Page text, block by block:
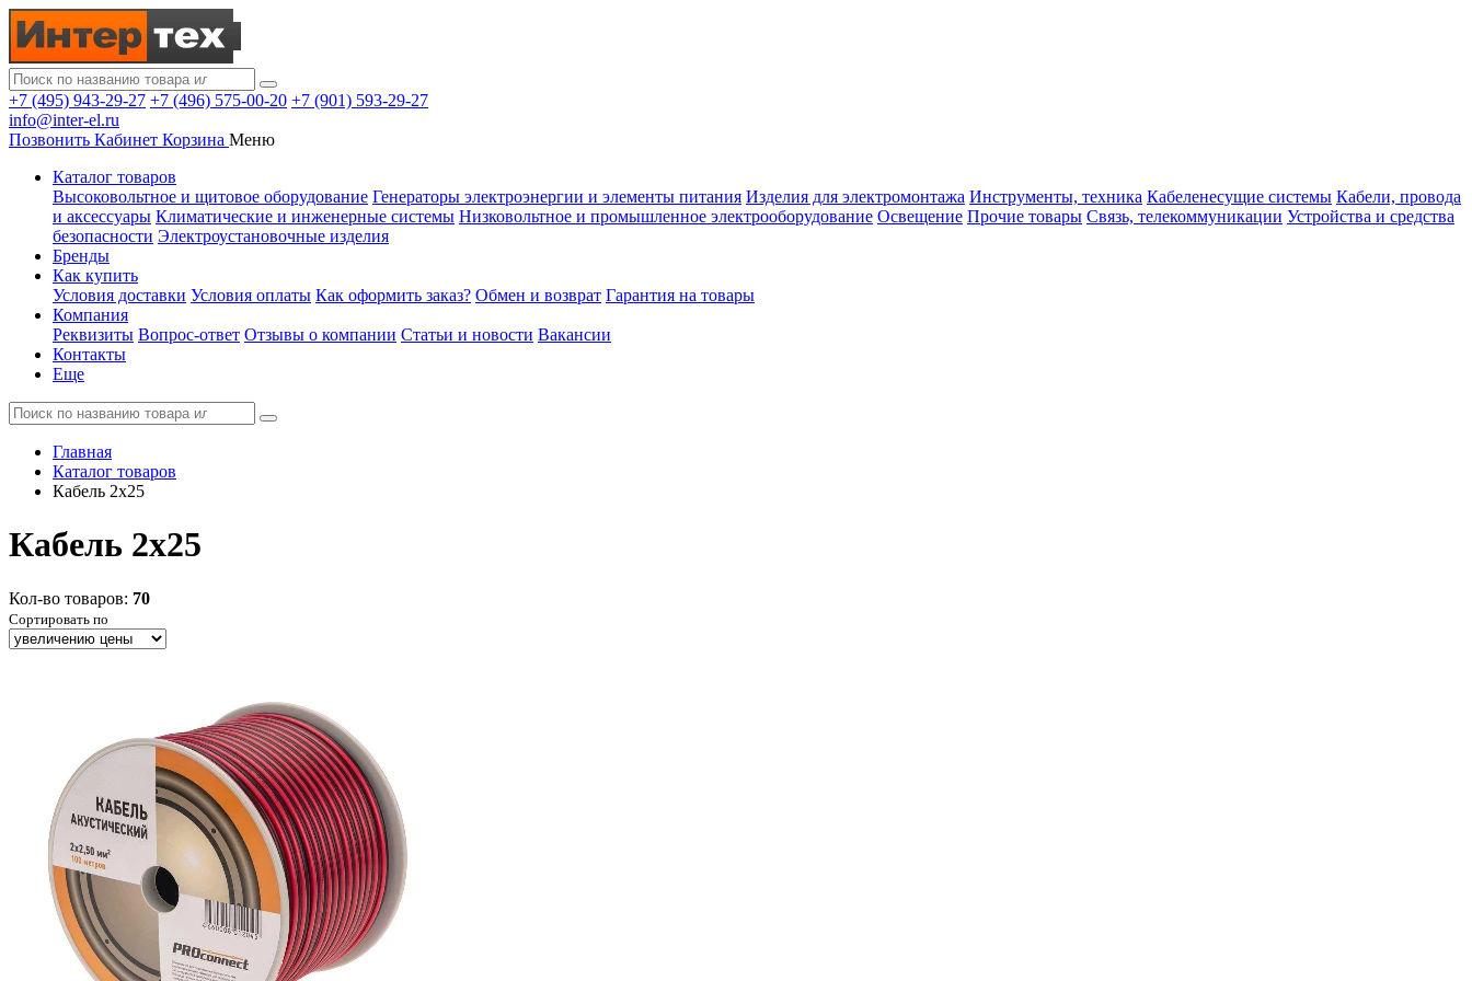
+7 (495) 943-29-27 +7 (496) 575-00-20 +7 (901) 593-29-27
info@inter-el.ru
Позвонить Кабинет Корзина Меню
Каталог товаров
Высоковольтное и щитовое оборудование Генераторы электроэнергии и элементы питания Изделия для электромонтажа Инструменты, техника Кабеленесущие системы Кабели, провода
и аксессуары Климатические и инженерные системы Низковольтное и промышленное электрооборудование Освещение Прочие товары Связь, телекоммуникации Устройства и средства
безопасности Электроустановочные изделия
Бренды
Как купить
Условия доставки Условия оплаты Как оформить заказ? Обмен и возврат Гарантия на товары
Компания
Реквизиты Вопрос-ответ Отзывы о компании Статьи и новости Вакансии
Контакты
Еще
Главная
Каталог товаров
Кабель 2x25
Кабель 2x25
Кол-во товаров: 70
Сортировать по